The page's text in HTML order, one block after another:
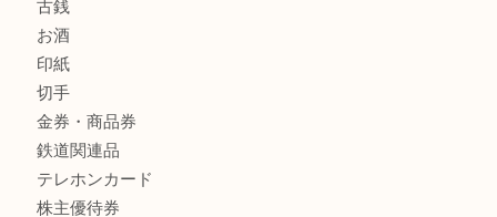
バッグ
ブランド
時計
カメラ
食器
金貨
銀貨